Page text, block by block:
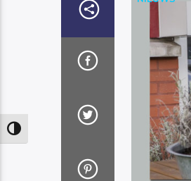
Keuze voor hoog contrast